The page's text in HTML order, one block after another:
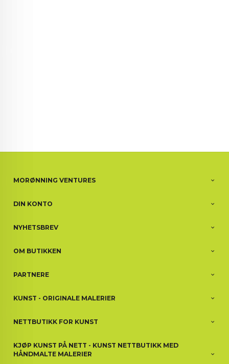
MORØNNING VENTURES
DIN KONTO
NYHETSBREV
OM BUTIKKEN
PARTNERE
KUNST - ORIGINALE MALERIER
NETTBUTIKK FOR KUNST
KJØP KUNST PÅ NETT - KUNST NETTBUTIKK MED
HÅNDMALTE MALERIER